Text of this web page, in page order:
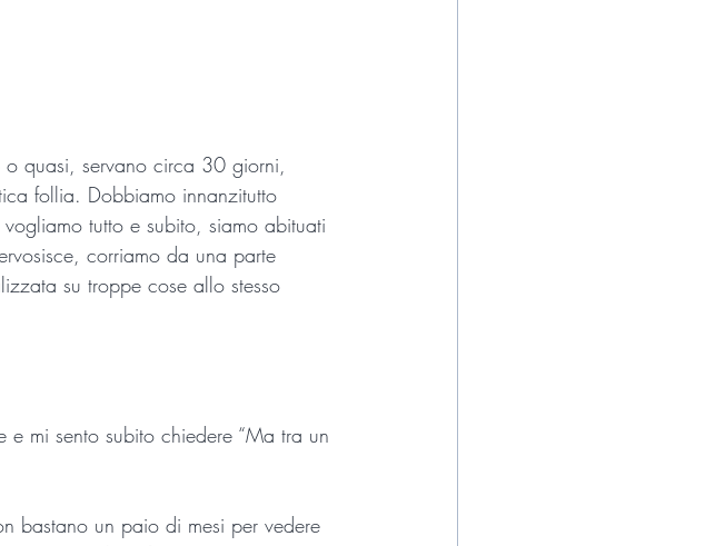
o quasi, servano circa 30 giorni,
follia. Dobbiamo innanzitutto
tutto e subito, siamo abituati
corriamo da una parte
su troppe cose allo stesso
mi sento subito chiedere “Ma tra un
bastano un paio di mesi per vedere